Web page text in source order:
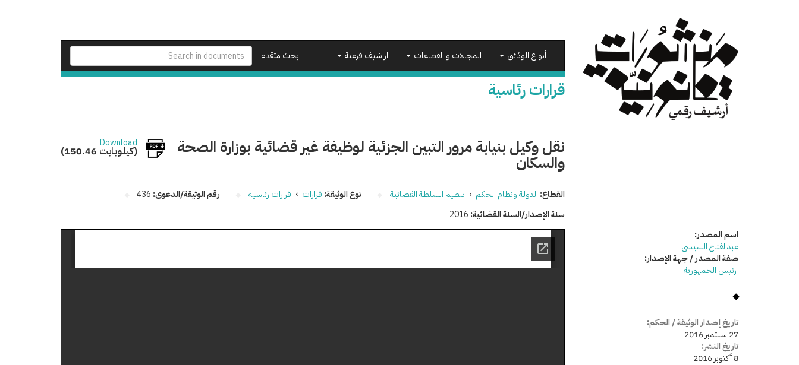
بحث متقدم
أنواع الوثائق المجالات و القطاعات اراشيف فرعية
قرارات رئاسية
نقل وكيل بنيابة مرور التبين الجزئية لوظيفة غير قضائية بوزارة الصحة
والسكان
Download
(150.46 كيلوبايت)
القطاع: الدولة ونظام الحكم › تنظيم السلطة القضائية نوع الوثيقة: قرارات › قرارات رئاسية رقم الوثيقة/الدعوى: 436
سنة الإصدار/السنة القضائية: 2016
اسم المصدر:
عبدالفتاح السيسي
صفة المصدر / جهة الإصدار:
رئيس الجمهورية
تاريخ إصدار الوثيقة / الحكم:
27 سبتمبر 2016
تاريخ النشر:
8 أكتوبر 2016